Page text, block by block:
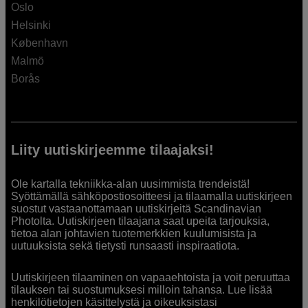
Oslo
Helsinki
København
Malmö
Borås
Liity uutiskirjeemme tilaajaksi!
Ole kartalla tekniikka-alan uusimmista trendeistä!
Syöttämällä sähköpostiosoitteesi ja tilaamalla uutiskirjeen
suostut vastaanottamaan uutiskirjeitä Scandinavian
Photolta. Uutiskirjeen tilaajana saat upeita tarjouksia,
tietoa alan johtavien tuotemerkkien kuulumisista ja
uutuuksista sekä tietysti runsaasti inspiraatiota.
Uutiskirjeen tilaaminen on vapaaehtoista ja voit peruuttaa
tilauksen tai suostumuksesi milloin tahansa. Lue lisää
henkilötietojen käsittelystä ja oikeuksistasi